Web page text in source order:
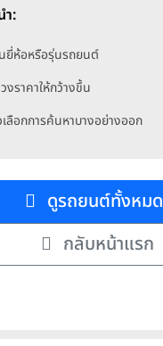
ำ:
ยี่ห้อหรือรุ่นรถยนต์
งราคาให้กว้างขึ้น
ลือกการค้นหาบางอย่างออก
ดูรถยนต์ทั้งหมด
กลับหน้าแรก